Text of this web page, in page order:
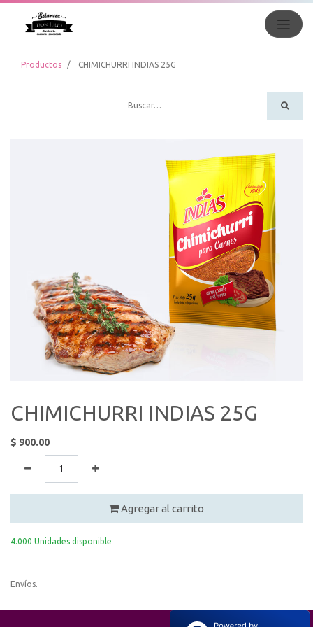
Productos CHIMICHURRI INDIAS 25G
CHIMICHURRI INDIAS 25G
$ 900.00
Agregar al carrito
4.000 Unidades disponible
Envíos.